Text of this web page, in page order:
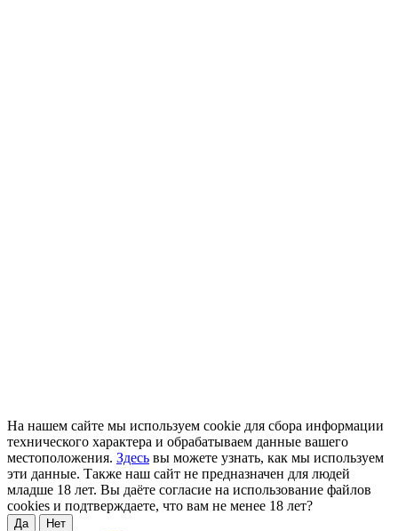
На нашем сайте мы используем cookie для сбора информации
технического характера и обрабатываем данные вашего
местоположения. Здесь вы можете узнать, как мы используем
эти данные. Также наш сайт не предназначен для людей
младше 18 лет. Вы даёте согласие на использование файлов
cookies и подтверждаете, что вам не менее 18 лет?
Да Нет